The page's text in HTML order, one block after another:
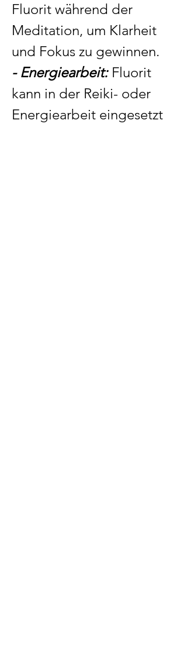
Fluorit während der
Meditation, um Klarheit
und Fokus zu gewinnen.
- Energiearbeit: Fluorit
kann in der Reiki- oder
Energiearbeit eingesetzt